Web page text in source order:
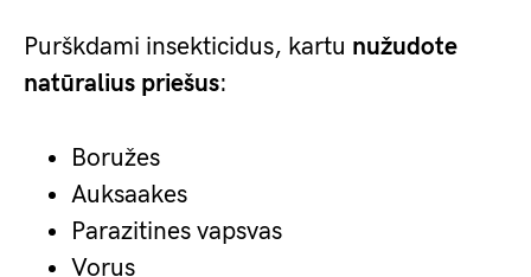
Purškdami insekticidus, kartu nužudote
natūralius priešus:
Boružes
Auksaakes
Parazitines vapsvas
Vorus